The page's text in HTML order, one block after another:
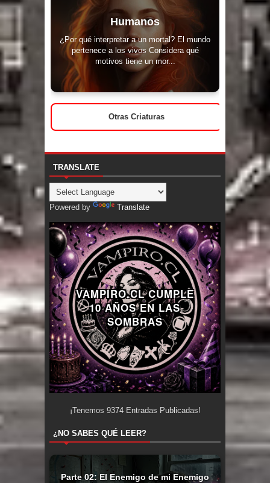
Humanos
¿Por qué interpretar a un mortal? El mundo
pertenece a los vivos Considera qué
motivos tiene un mor...
Otras Criaturas
TRANSLATE
Powered by Translate
VAMPIRO.CL CUMPLE
10 AÑOS EN LAS
SOMBRAS
¡Tenemos 9374Entradas Publicadas!
¿NO SABES QUÉ LEER?
Parte 02: El Enemigo de mi Enemigo